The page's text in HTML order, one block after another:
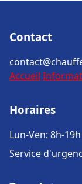
Contact
Accueil
Horaires
Lun-Ven: 8h-19h
Service